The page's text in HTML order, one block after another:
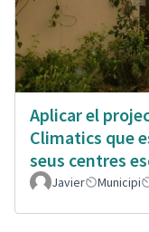
Aplicar el
Climatics que
seus centres
Javier Municipi